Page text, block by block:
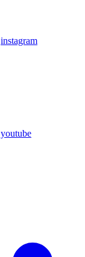
instagram
youtube